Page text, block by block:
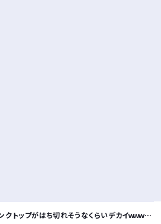
プがはち切れそうなくらいデカイｗｗｗｗｗｗｗｗｗｗｗ